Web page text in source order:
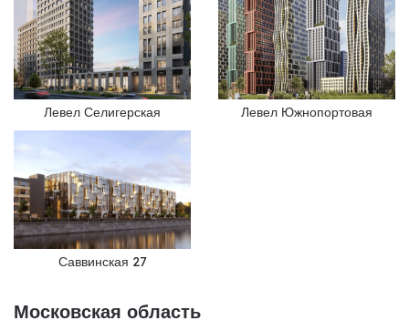
Левел Селигерская Левел Южнопортовая
Саввинская 27
Московская область